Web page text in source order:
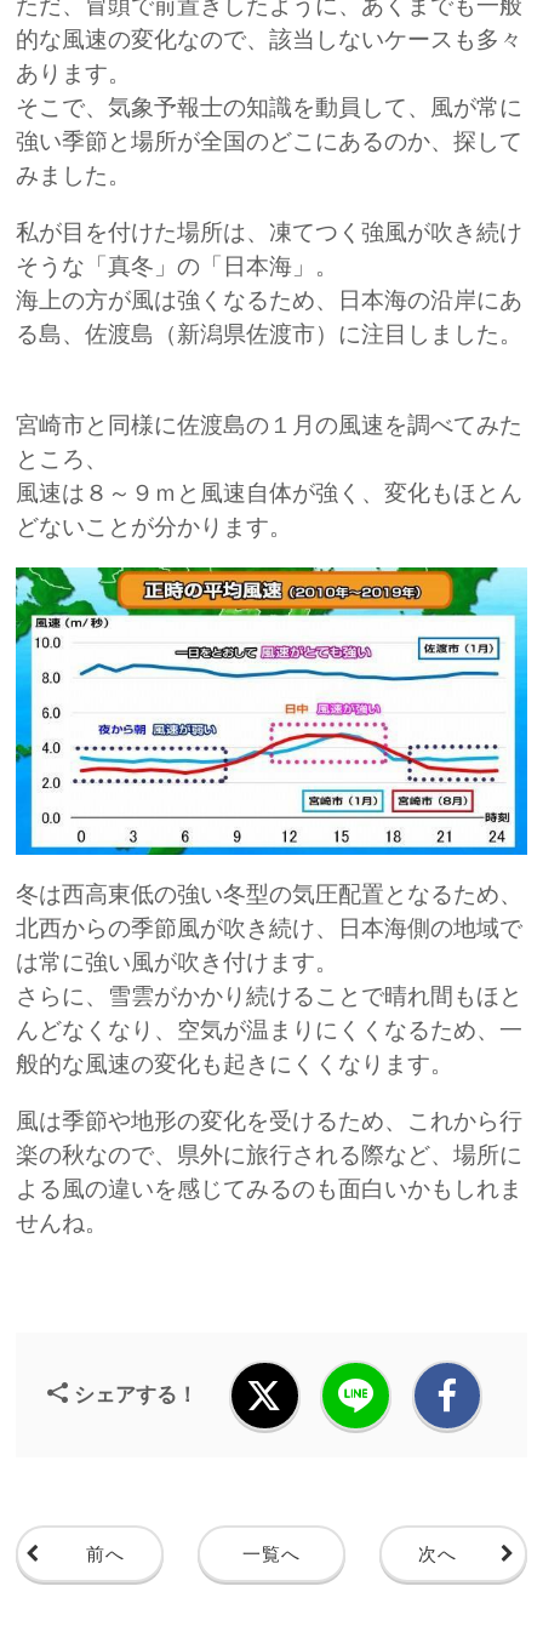
的な風速の変化なので、該当しないケースも多々
あります。
そこで、気象予報士の知識を動員して、風が常に
強い季節と場所が全国のどこにあるのか、探して
みました。
私が目を付けた場所は、凍てつく強風が吹き続け
そうな「真冬」の「日本海」。
海上の方が風は強くなるため、日本海の沿岸にあ
る島、佐渡島（新潟県佐渡市）に注目しました。
宮崎市と同様に佐渡島の１月の風速を調べてみた
ところ、
風速は８～９ｍと風速自体が強く、変化もほとん
どないことが分かります。
冬は西高東低の強い冬型の気圧配置となるため、
北西からの季節風が吹き続け、日本海側の地域で
は常に強い風が吹き付けます。
さらに、雪雲がかかり続けることで晴れ間もほと
んどなくなり、空気が温まりにくくなるため、一
般的な風速の変化も起きにくくなります。
風は季節や地形の変化を受けるため、これから行
楽の秋なので、県外に旅行される際など、場所に
よる風の違いを感じてみるのも面白いかもしれま
せんね。
シェアする！
前へ 一覧へ 次へ